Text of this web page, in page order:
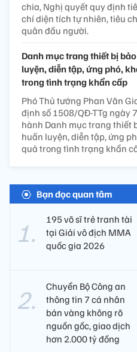
chia, Nghị quyết quy định
chí diện tích tự nhiên, tiêu
quân đầu người.
Danh mục trang thiết bị
luyện, diễn tập, ứng phó,
trong tình trạng khẩn cấp
Phó Thủ tướng Phan Văn
định số 1508/QĐ-TTg ngày
hành Danh mục trang thiết
huấn luyện, diễn tập, ứng
quả trong tình trạng khẩn
Bạn đọc quan tâm
195 võ sĩ trẻ tranh tài
tại Giải vô địch MMA
quốc gia 2026
Chuyển Bộ Công an
thông tin 7 cá nhân
bán vàng không rõ
nguồn gốc, giao dịch
hơn 2.000 tỷ đồng